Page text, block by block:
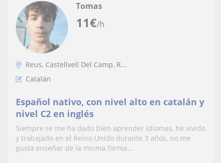
11€/h
Tomas
Reus, Castellvell Del Camp, R...
Catalán
Español nativo, con nivel alto en catalán y
nivel C2 en inglés
Siempre se me ha dado bien aprender idiomas, he vivido
y trabajado en el Reino Unido durante 3 años, no me
gusta enseñar de la misma forma...